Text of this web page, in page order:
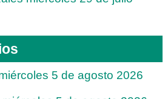
5 de agosto 2026